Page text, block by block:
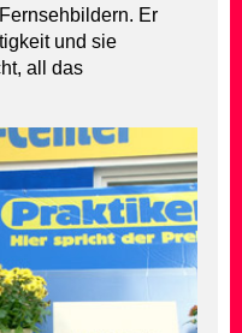
Er
und sie
all das